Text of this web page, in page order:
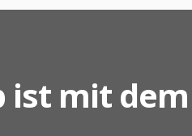
ist mit dem